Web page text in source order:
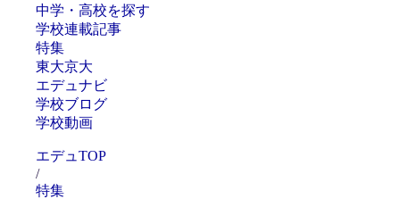
中学・高校を探す
学校連載記事
特集
東大京大
エデュナビ
学校ブログ
学校動画
エデュTOP
/
特集